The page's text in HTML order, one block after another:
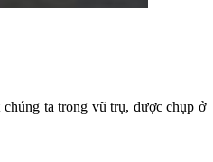
ta trong vũ trụ, được chụp ở